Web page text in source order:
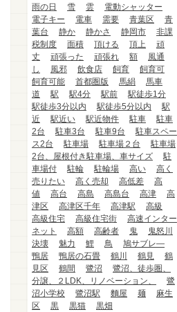
雨の日
雪 雲
電動シャッター
電子キー
電車 需要 青葉区
青
葉台
静か 静かさ 静岡市
非課
税制度
面積 頂ける 頂上
頑
丈
頑張った 頑張れ 額
風通
し
風邪 飲食店 飼育
飼育可
飼育可能
首都圏版 馬絹
馬車
道
駅 駅4分 駅前
駅徒歩1分
駅徒歩3分以内
駅徒歩5分以内
駅
近
駅近い 駅近物件 駐車
駐車
2台
駐車3台 駐車9台
駐車スペー
ス2台
駐車場 駐車場２台
駐車場
2台、屋根付き駐車場、車サイズ
駐
車場付
駐輪 駐輪場 高い
高く
売りたい
高く売却 高低差
高
値
高台 高島 高島台 高津
高
津区
高津区千年 高津駅
高級
高級住宅
高級住宅街
高速インター
ネット
高額 高齢者 鬼
鬼怒川
決壊
魅力 鯉 鳥
鳩サブレ―
鴨居
鴨居の石畳 鶴川 鶴見
鶴
見区
鶴間 鷺沼
鷺沼、徒歩圏、
分譲、２LDK、リノベーション、
鷺
沼小学校
鷺沼駅 麵屋 麺
麻生
区
黒 黒猫 黒畑